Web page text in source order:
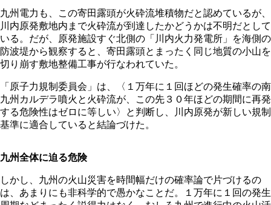
九州電力も、この寄田露頭が火砕流堆積物だと認めているが、
川内原発敷地内まで火砕流が到達したかどうかは不明だとして
いる。だが、原発施設すぐ北側の「川内火力発電所」を海側の
防波堤から観察すると、寄田露頭とまったく同じ地質の小山を
切り崩す敷地整備工事が行なわれていた。
「原子力規制委員会」は、〈１万年に１回ほどの発生確率の南
九州カルデラ噴火と火砕流が、この先３０年ほどの期間に再発
する危険性はゼロに等しい〉と判断し、川内原発が新しい規制
基準に適合していると結論づけた。
九州全体に迫る危険
しかし、九州の火山災害を時間幅だけの確率論で片づけるの
は、あまりにも非科学的で愚かなことだ。１万年に１回の発生